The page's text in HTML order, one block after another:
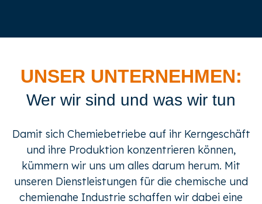
UNSER UNTERNEHMEN:
Wer wir sind und was wir tun
Damit sich Chemiebetriebe auf ihr Kerngeschäft
und ihre Produktion konzentrieren können,
kümmern wir uns um alles darum herum. Mit
unseren Dienstleistungen für die chemische und
chemienahe Industrie schaffen wir dabei eine